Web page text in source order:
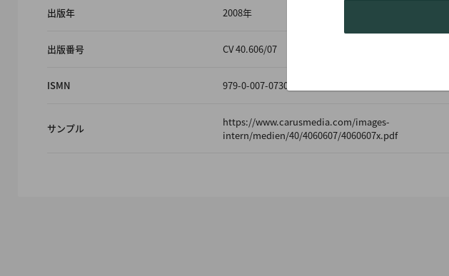
出版年 2008年
出版番号 CV 40.606/07
ISMN 979-0-007-07306-0
サンプル
https://www.carusmedia.com/images-
intern/medien/40/4060607/4060607x.pdf